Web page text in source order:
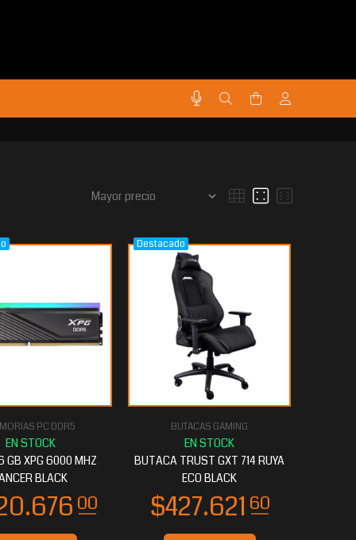
PC DDR5
GB XPG 6000 MHZ
BLACK
Destacado
BUTACAS GAMING
BUTACA TRUST GXT 714 RUYA
ECO BLACK